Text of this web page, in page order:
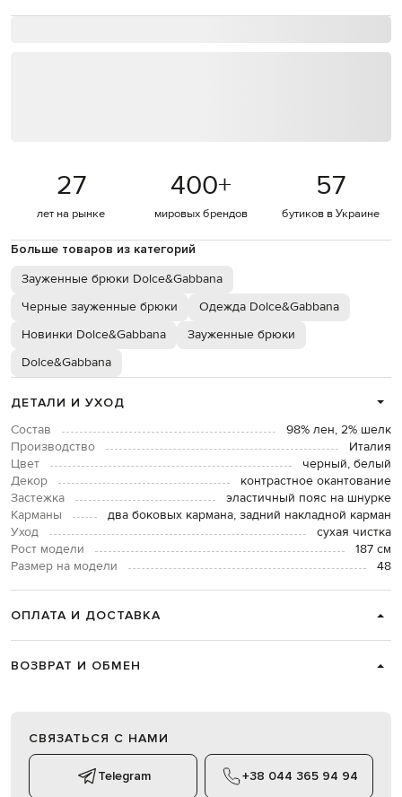
27
лет на рынке
400+
мировых брендов
57
бутиков в Украине
Больше товаров из категорий
Зауженные брюки Dolce&Gabbana
Черные зауженные брюки
Одежда Dolce&Gabbana
Новинки Dolce&Gabbana
Зауженные брюки
Dolce&Gabbana
ДЕТАЛИ И УХОД
Состав
98% лен, 2% шелк
Производство
Италия
Цвет
черный, белый
Декор
контрастное окантование
Застежка
эластичный пояс на шнурке
Карманы
два боковых кармана, задний накладной карман
Уход
сухая чистка
Рост модели
187 см
Размер на модели
48
ОПЛАТА И ДОСТАВКА
ВОЗВРАТ И ОБМЕН
СВЯЗАТЬСЯ С НАМИ
Telegram +38 044 365 94 94